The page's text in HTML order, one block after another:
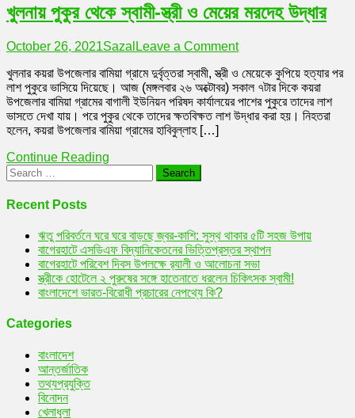
খুলনায় পুকুর থেকে স্বামী-স্ত্রী ও মেয়ের মরদেহ উদ্ধার
October 26, 2021Sazal Leave a Commenton
পুকুর
থেকে
স্বামী-
স্ত্রী
খুলনার কয়রা উপজেলার বামিয়া গ্রামে দুর্বৃত্তরা স্বামী, স্ত্রী ও মেয়েকে কুপিয়ে হত্যার পর
লাশ পুকুরে ভাসিয়ে দিয়েছে। আজ (মঙ্গলবার ২৬ অক্টোবর) সকাল ৭টার দিকে কয়রা
উপজেলার বামিয়া গ্রামের বাগালী ইউনিয়ন পরিষদ কার্যালয়ের পাশের পুকুরে তাদের লাশ
ভাসতে দেখা যায়। পরে পুকুর থেকে তাদের ক্ষতবিক্ষত লাশ উদ্ধার করা হয়। নিহতরা
হলেন, কয়রা উপজেলার বামিয়া গ্রামের হাবিবুল্লাহ […]
Continue Reading
Search
for:
Recent Posts
ঋতু পরিবর্তনে ঘরে ঘরে বাড়ছে জ্বর-কাশি: সুস্থ থাকার ৫টি সহজ উপায়
বাগেরহাটে এসডিএফ বিদ্যানিকেতনের ভিত্তিপ্রস্তর স্থাপন
বাগেরহাটে পরিবেশ দিবস উপলক্ষে র‌্যালী ও আলোচনা সভা
স্ত্রীকে হোটেলে ২ পুরুষের সঙ্গে হাতেনাতে ধরলেন চিকিৎসক স্বামী!
বাংলাদেশে ভারত-বিরোধী প্রচারের নেপথ্যে কি?
Categories
বাংলাদেশ
আন্তর্জাতিক
তথ্যপ্রযুক্তি
বিনোদন
খেলাধুলা